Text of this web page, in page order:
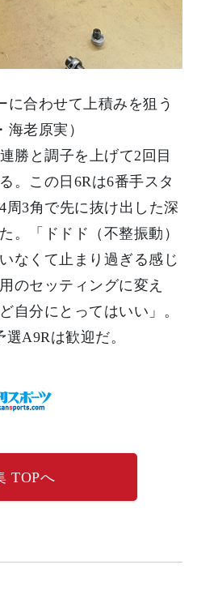
に合わせて上積みを狙う
海老原実）
勝と調子を上げて2回目
。この日6Rは6番手スタ
周3角で先に抜け出した深
。「ドドド（不整振動）
なくて止まり過ぎる感じ
のセッティングに変え
自分にとってはいい」。
A9Rは歓迎だ。
TOPへ